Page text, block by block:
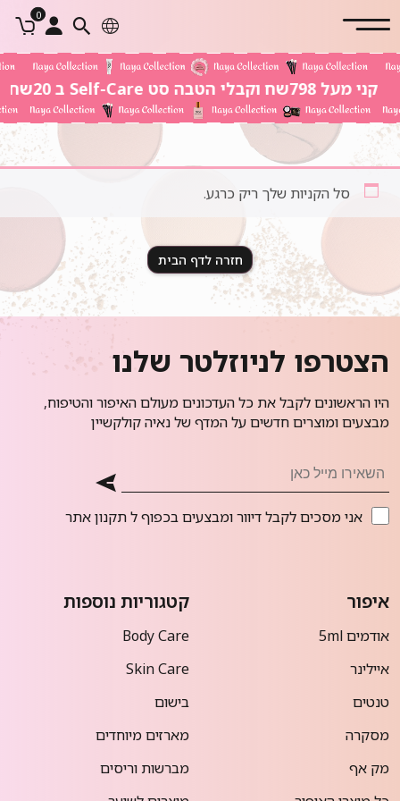
0
קני מעל 798שח וקבלי הטבה סט Self-Care ב 20שח בלבד!
סל הקניות שלך ריק כרגע.
חזרה לדף הבית
הצטרפו לניוזלטר שלנו
היו הראשונים לקבל את כל העדכונים מעולם האיפור והטיפוח,
מבצעים ומוצרים חדשים על המדף של נאיה קולקשיין
אני מסכים לקבל דיוור ומבצעים בכפוף לתקנון אתר
איפור
אודמים 5ml
איילינר
טנטים
מסקרה
מק אף
קטגוריות נוספות
Body Care
Skin Care
בישום
מארזים מיוחדים
מברשות וריסים